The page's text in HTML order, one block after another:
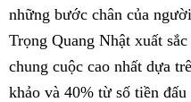
những bước chân của
Trọng Quang Nhật xuất
chung cuộc cao nhất dựa
khảo và 40% từ số tiền